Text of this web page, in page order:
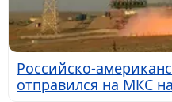
Российско-
отправился на МКС